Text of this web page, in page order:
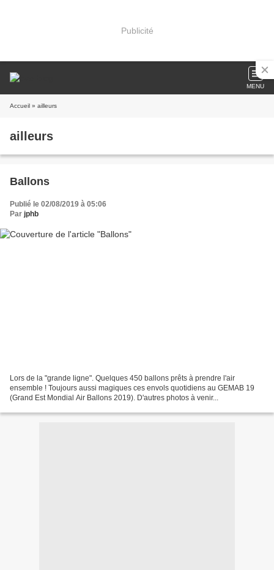
Publicité
MENU
Accueil » ailleurs
ailleurs
Ballons
Publié le 02/08/2019 à 05:06
Par jphb
Lors de la "grande ligne". Quelques 450 ballons prêts à prendre l'air
ensemble ! Toujours aussi magiques ces envols quotidiens au GEMAB 19
(Grand Est Mondial Air Ballons 2019). D'autres photos à venir...